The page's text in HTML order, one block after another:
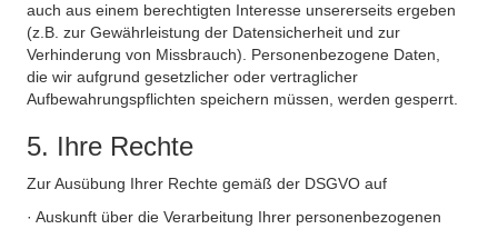
auch aus einem berechtigten Interesse unsererseits ergeben
(z.B. zur Gewährleistung der Datensicherheit und zur
Verhinderung von Missbrauch). Personenbezogene Daten,
die wir aufgrund gesetzlicher oder vertraglicher
Aufbewahrungspflichten speichern müssen, werden gesperrt.
5. Ihre Rechte
Zur Ausübung Ihrer Rechte gemäß der DSGVO auf
· Auskunft über die Verarbeitung Ihrer personenbezogenen